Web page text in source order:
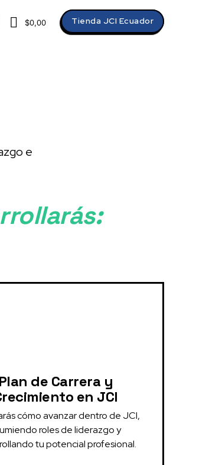
$0,00 Tienda JCI Ecuador
e
Plan de Carrera y
en JCI
cómo avanzar dentro de JCI,
roles de liderazgo y
tu potencial profesional.